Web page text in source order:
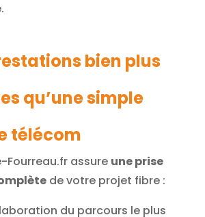
bien plus
qu’une simple
télécom
Fourreau.fr assure une prise
de votre projet fibre :
du parcours le plus